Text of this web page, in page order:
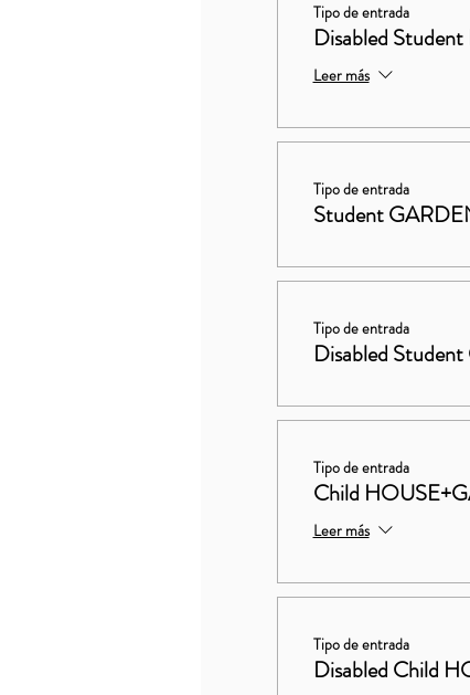
Tipo de entrada
Disabled
Leer más
Tipo de entrada
Student
Tipo de entrada
Disabled
Tipo de entrada
Child
Leer más
Tipo de entrada
Disabled Child